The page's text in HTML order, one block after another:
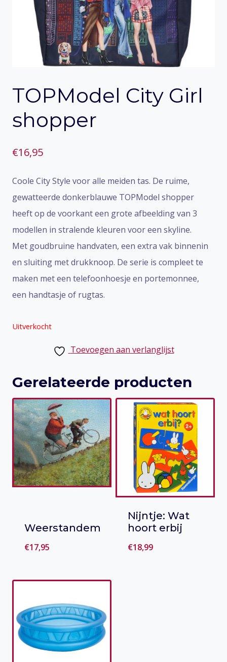
TOPModel City Girl
shopper
€16,95
Coole City Style voor alle meiden tas. De ruime,
gewatteerde donkerblauwe TOPModel shopper
heeft op de voorkant een grote afbeelding van 3
modellen in stralende kleuren voor een skyline.
Met goudbruine handvaten, een extra vak binnenin
en sluiting met drukknoop. De serie is compleet te
maken met een telefoonhoesje en portemonnee,
een handtasje of rugtas.
Uitverkocht
Toevoegen aan verlanglijst
Gerelateerde producten
Weerstandem
€17,95
aan verlanglijst
Nijntje: Wat
hoort erbij
€18,99